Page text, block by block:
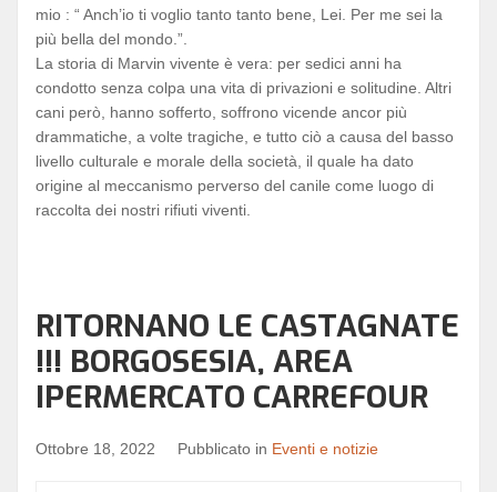
mio : “ Anch’io ti voglio tanto tanto bene, Lei. Per me sei la
più bella del mondo.”.
La storia di Marvin vivente è vera: per sedici anni ha
condotto senza colpa una vita di privazioni e solitudine. Altri
cani però, hanno sofferto, soffrono vicende ancor più
drammatiche, a volte tragiche, e tutto ciò a causa del basso
livello culturale e morale della società, il quale ha dato
origine al meccanismo perverso del canile come luogo di
raccolta dei nostri rifiuti viventi.
RITORNANO LE CASTAGNATE
!!! BORGOSESIA, AREA
IPERMERCATO CARREFOUR
Ottobre 18, 2022 Pubblicato in Eventi e notizie